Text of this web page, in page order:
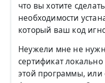
что вы хотите
необходимости
который ваш код
Неужели мне не
сертификат
этой программы, или